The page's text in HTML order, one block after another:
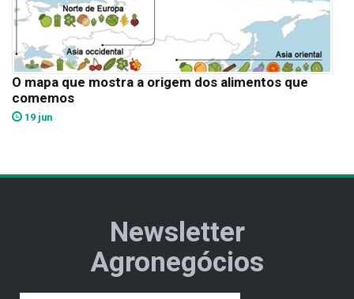
O mapa que mostra a origem dos alimentos que
comemos
19 jun
Newsletter
Agronegócios